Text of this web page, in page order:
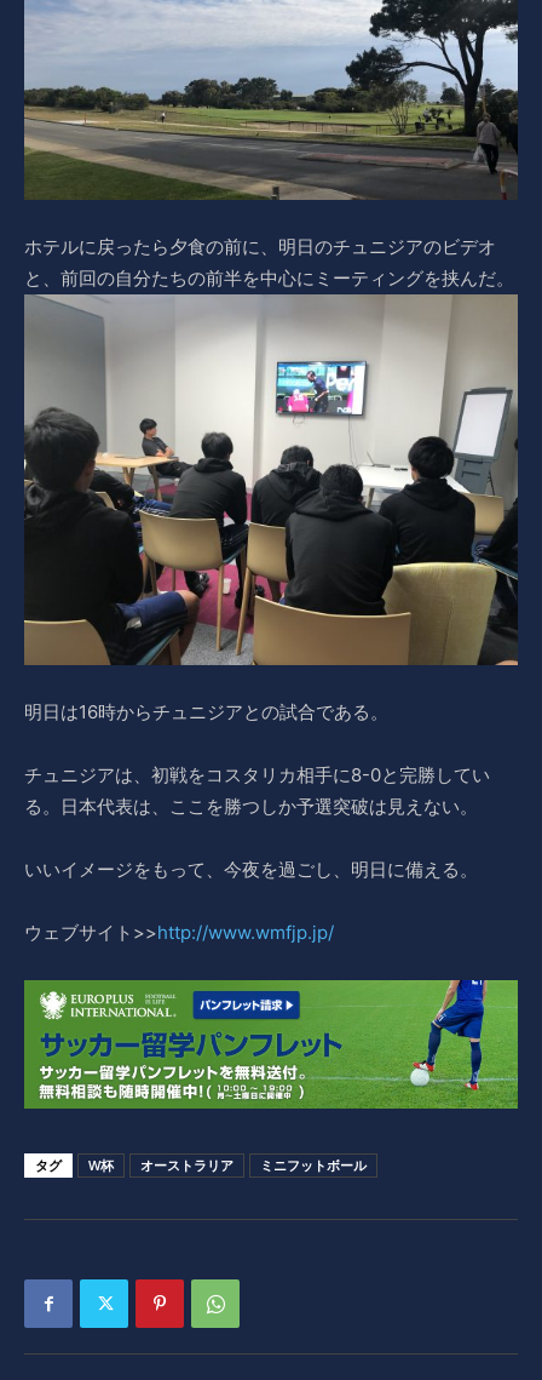
ホテルに戻ったら夕食の前に、明日のチュニジアのビデオ
と、前回の自分たちの前半を中心にミーティングを挟んだ。
明日は16時からチュニジアとの試合である。
チュニジアは、初戦をコスタリカ相手に8-0と完勝してい
る。日本代表は、ここを勝つしか予選突破は見えない。
いいイメージをもって、今夜を過ごし、明日に備える。
ウェブサイト>>http://www.wmfjp.jp/
タグ W杯 オーストラリア ミニフットボール